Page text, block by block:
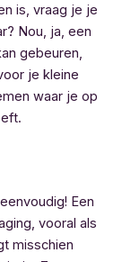
is, vraag je je
Nou, ja, een
gebeuren,
je kleine
waar je op
Een
vooral als
misschien